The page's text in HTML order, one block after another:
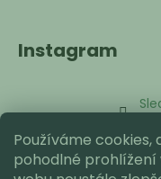
Používáme cookies,
pohodlné prohlížení
Instagram
Přijímáme